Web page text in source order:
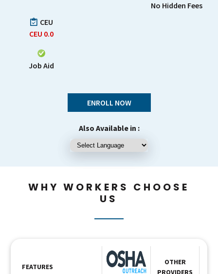
No Hidden Fees
CEU
CEU 0.0
Job Aid
ENROLL NOW
Also Available in :
WHY WORKERS CHOOSE
US
FEATURES
OTHER
PROVIDERS